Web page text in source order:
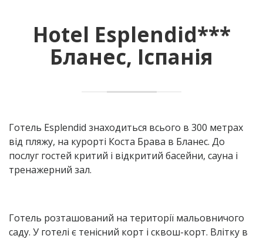
Hotel Esplendid***
Бланес, Іспанія
Готель Esplendid знаходиться всього в 300 метрах
від пляжу, на курорті Коста Брава в Бланес. До
послуг гостей критий і відкритий басейни, сауна і
тренажерний зал.
Готель розташований на території мальовничого
саду. У готелі є тенісний корт і сквош-корт. Влітку в